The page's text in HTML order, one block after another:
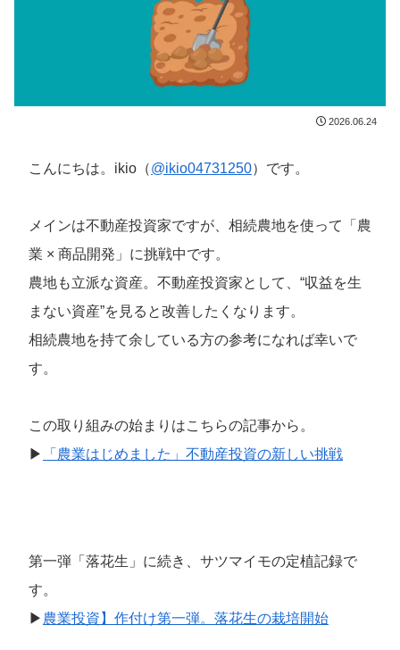
2026.06.24
こんにちは。ikio（@ikio04731250）です。
メインは不動産投資家ですが、相続農地を使って「農
業 × 商品開発」に挑戦中です。
農地も立派な資産。不動産投資家として、“収益を生
まない資産”を見ると改善したくなります。
相続農地を持て余している方の参考になれば幸いで
す。
この取り組みの始まりはこちらの記事から。
▶
「農業はじめました」不動産投資の新しい挑戦
第一弾「落花生」に続き、サツマイモの定植記録で
す。
▶ 農業投資】作付け第一弾。落花生の栽培開始